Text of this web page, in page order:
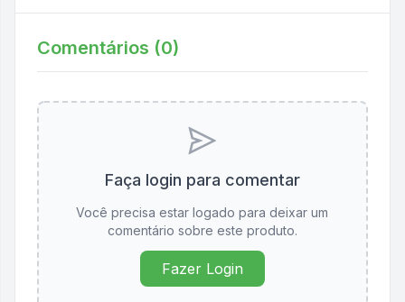
Comentários (0)
Faça login para comentar
Você precisa estar logado para deixar um
comentário sobre este produto.
Fazer Login